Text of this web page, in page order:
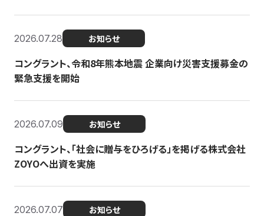
2026.07.28 お知らせ
コングラント、令和8年熊本地震 企業向け災害支援募金の
緊急支援を開始
2026.07.09 お知らせ
コングラント、「社会に贈与をひろげる」を掲げる株式会社
ZOYOへ出資を実施
2026.07.07 お知らせ